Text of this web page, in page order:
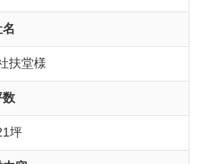
扶堂様
数
坪